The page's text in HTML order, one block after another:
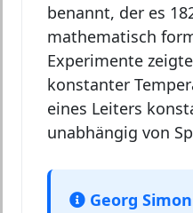
benannt, der es
mathematisch
Experimente
konstanter
eines Leiters
unabhängig von
Georg